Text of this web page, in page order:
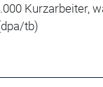
Kurzarbeiter,
tb)